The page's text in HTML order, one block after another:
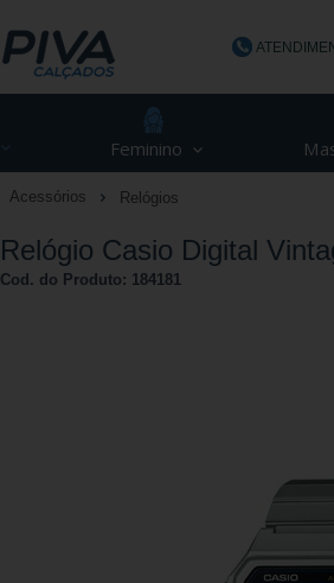
Feminino
Acessórios Relógios
Relógio Casio Digital
Cod. do Produto: 184181